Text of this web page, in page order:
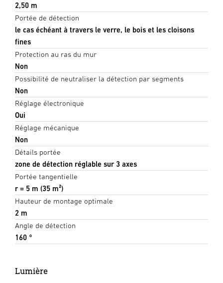
2,50 m
Portée de détection
le cas échéant à travers le verre, le bois et les cloisons
fines
Protection au ras du mur
Non
Possibilité de neutraliser la détection par segments
Non
Réglage électronique
Oui
Réglage mécanique
Non
Détails portée
zone de détection réglable sur 3 axes
Portée tangentielle
r = 5 m (35 m²)
Hauteur de montage optimale
2 m
Angle de détection
160 °
Lumière